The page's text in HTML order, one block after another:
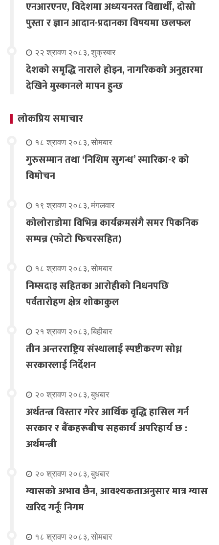
एनआरएनए, विदेशमा अध्ययनरत विद्यार्थी, दोस्रो
पुस्ता र ज्ञान आदान-प्रदानका विषयमा छलफल
२२ श्रावण २०८३, शुक्रबार
देशको समृद्धि नाराले होइन, नागरिकको अनुहारमा
देखिने मुस्कानले मापन हुन्छ
लोकप्रिय समाचार
१८ श्रावण २०८३, सोमबार
गुरुसम्मान तथा ‘निशिम सुगन्ध’ स्मारिका-१ को
विमोचन
१९ श्रावण २०८३, मंगलवार
कोलोराडोमा विभिन्न कार्यक्रमसंगै समर पिकनिक
सम्पन्न (फोटो फिचरसहित)
१८ श्रावण २०८३, सोमबार
निम्सदाइ सहितका आरोहीको निधनपछि
पर्वतारोहण क्षेत्र शोकाकुल
२१ श्रावण २०८३, बिहीबार
तीन अन्तरराष्ट्रिय संस्थालाई स्पष्टीकरण सोध्न
सरकारलाई निर्देशन
२० श्रावण २०८३, बुधबार
अर्थतन्त्र विस्तार गरेर आर्थिक वृद्धि हासिल गर्न
सरकार र बैंकहरूबीच सहकार्य अपरिहार्य छ :
अर्थमन्त्री
२० श्रावण २०८३, बुधबार
ग्यासको अभाव छैन, आवश्यकताअनुसार मात्र ग्यास
खरिद गर्नूः निगम
१८ श्रावण २०८३, सोमबार